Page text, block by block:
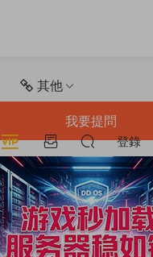
其他
登錄
我要提問